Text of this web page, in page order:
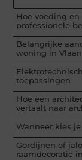
Hoe voeding
professionele
Belangrijke
woning in
toepassingen
Hoe een
vertaalt naar
Wanneer kies
Gordijnen of
raamdecoratie